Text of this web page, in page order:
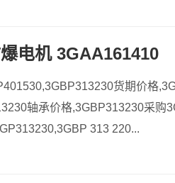
电机 3GAA161410
货期价格
轴承价格,3GBP313230采购
313 220...